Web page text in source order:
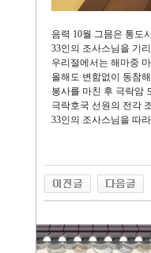
음력 10월 그믐은 통도
33인의 조사스님을 기
우리절에서는 해마중
올해도 변함없이 동참
봉사를 마친 후 극락암
극락호국 선원의 전각
33인의 조사스님을 따